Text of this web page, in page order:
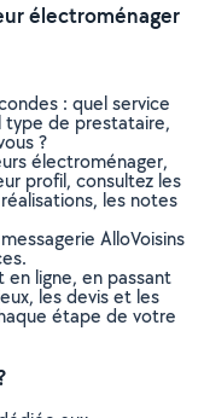
électroménager
: quel service
type de prestataire,
?
électroménager,
profil, consultez les
les notes
AlloVoisins
ligne, en passant
les devis et les
étape de votre